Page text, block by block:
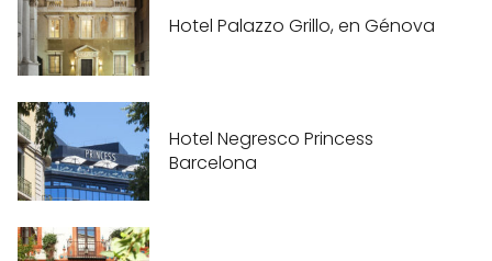
Hotel Palazzo Grillo, en Génova
Hotel Negresco Princess
Barcelona